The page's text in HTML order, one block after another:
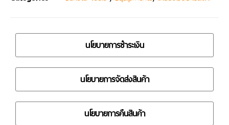
นโยบายการชำระเงิน
นโยบายการจัดส่งสินค้า
นโยบายการคืนสินค้า